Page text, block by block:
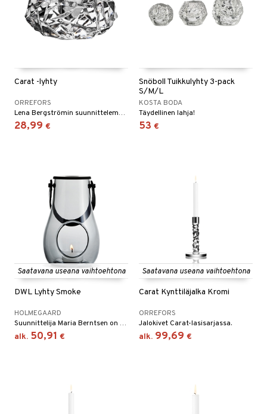
Carat -lyhty
ORREFORS
Lena Bergströmin suunnittelema Carat -sarja on saanut inspiraationsa suunnittelijan intohimosta jalokiviin ja helmiin. Eri kokoja!
28,99 €
Snöboll Tuikkulyhty 3-pack
S/M/L
KOSTA BODA
Täydellinen lahja!
53 €
Saatavana useana vaihtoehtona
DWL Lyhty Smoke
HOLMEGAARD
Suunnittelija Maria Berntsen on on suunnitellut tämän kauniin Design With Light (DWL)-lyhdyn puhalletusta lasista joka on käsintehty lasinpuhaltajien toimesta.
alk. 50,91 €
Saatavana useana vaihtoehtona
Carat Kynttiläjalka Kromi
ORREFORS
Jalokivet Carat-lasisarjassa.
alk. 99,69 €